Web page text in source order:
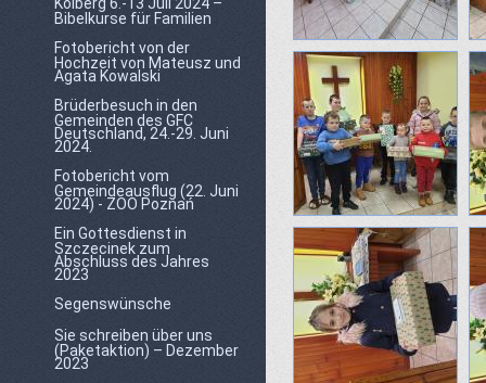
Bibelkurse für Familien
Fotobericht von der
Hochzeit von Mateusz und
Agata Kowalski
Brüderbesuch in den
Gemeinden des GFC
Deutschland, 24.-29. Juni
2024.
Fotobericht vom
Gemeindeausflug (22. Juni
2024) - ZOO Poznań
Ein Gottesdienst in
Szczecinek zum
Abschluss des Jahres
2023
Segenswünsche
Sie schreiben über uns
(Paketaktion) – Dezember
2023